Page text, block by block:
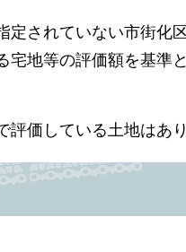
されていない市街化
宅地等の評価額を基準
価している土地はあり